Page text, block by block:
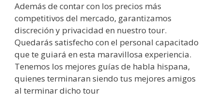
Además de contar con los precios más
competitivos del mercado, garantizamos
discreción y privacidad en nuestro tour.
Quedarás satisfecho con el personal capacitado
que te guiará en esta maravillosa experiencia.
Tenemos los mejores guías de habla hispana,
quienes terminaran siendo tus mejores amigos
al terminar dicho tour